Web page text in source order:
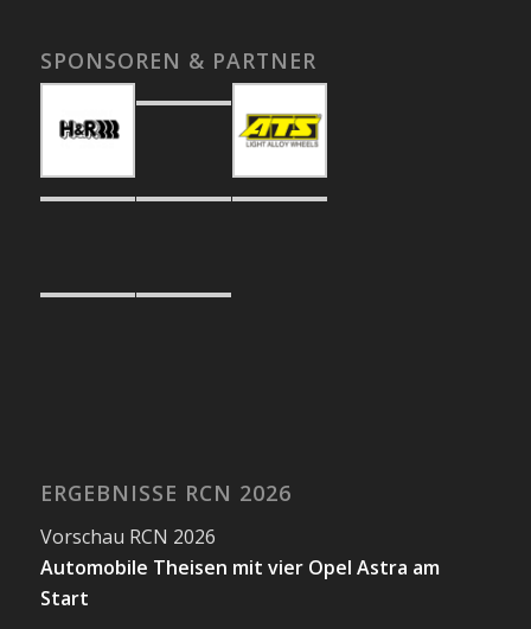
SPONSOREN & PARTNER
ERGEBNISSE RCN 2026
Vorschau RCN 2026
Automobile Theisen mit vier Opel Astra am
Start